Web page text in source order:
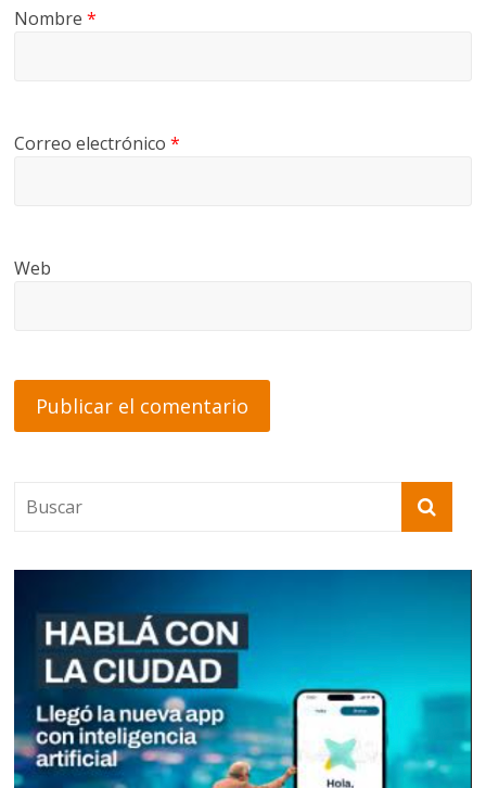
Nombre*
Correo electrónico*
Web